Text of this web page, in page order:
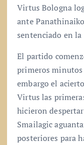
Virtus Bologna
ante
sentenciado en
El partido
primeros minutos
embargo el
Virtus las
hicieron
Smailagic
posteriores para